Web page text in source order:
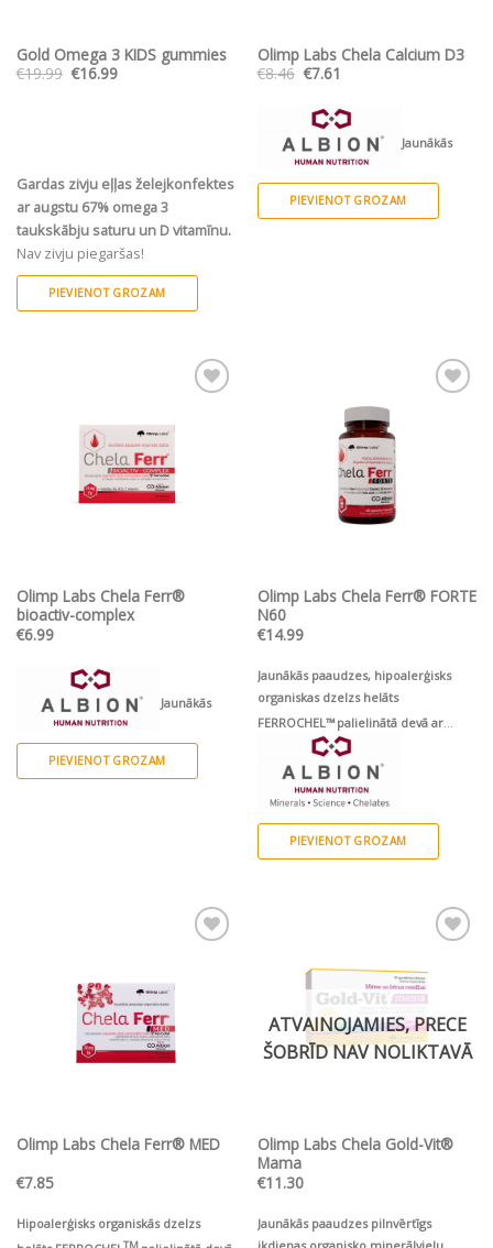
Gold Omega 3 KIDS gummies
€19.99 Original
€16.99Current
Gardas zivju eļļas želejkonfektes
ar augstu 67% omega 3
taukskābju saturu un D vitamīnu.
Nav zivju piegaršas!
PIEVIENOT GROZAM
Olimp Labs Chela Calcium D3
€8.46 Original
€8.46.
€7.61
€7.61.
Jaunākās
paaudzes hipoalerģisks kalcija
aminoskābes helāts Albical™ ar D3
PIEVIENOT GROZAM
sarakstam
Olimp Labs Chela Ferr®
bioactiv-complex
€6.99
Jaunākās
paaudzes organisks dzelzs helāts ar
folskābi, B6, B12 un C vitamīnu
PIEVIENOT GROZAM
Pievienot vēlmju
sarakstam
Olimp Labs Chela Ferr® FORTE
N60
€14.99
Jaunākās paaudzes, hipoalerģisks
organiskas dzelzs helāts
FERROCHEL™ palielinātā devā ar
folskābi, B6, B12 un C vitamīnu
PIEVIENOT GROZAM
Olimp Labs Chela Ferr® MED
€7.85
Hipoalerģisks organiskās dzelzs
TM
sarakstam
ATVAINOJAMIES, PRECE
ŠOBRĪD NAV NOLIKTAVĀ
Olimp Labs Chela Gold-Vit®
Mama
€11.30
Jaunākās paaudzes pilnvērtīgs